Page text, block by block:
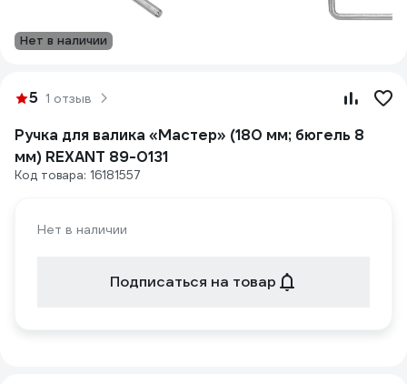
Нет в наличии
5 1 отзыв
Ручка для валика «Мастер» (180 мм; бюгель 8
мм) REXANT 89-0131
Код товара: 16181557
Нет в наличии
Подписаться на товар